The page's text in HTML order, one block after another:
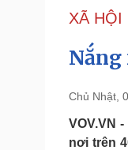
Đảng
Tổ chức
Quốc hội
Nhận diện
Pháp luật
Vụ án
XÃ HỘI
Nắng
Chủ Nhật,
VOV.VN
nơi trên